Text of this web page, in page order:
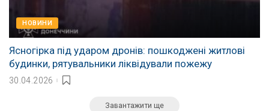
НОВИНИ
Ясногірка під ударом дронів: пошкоджені житлові
будинки, рятувальники ліквідували пожежу
30.04.2026
Завантажити ще